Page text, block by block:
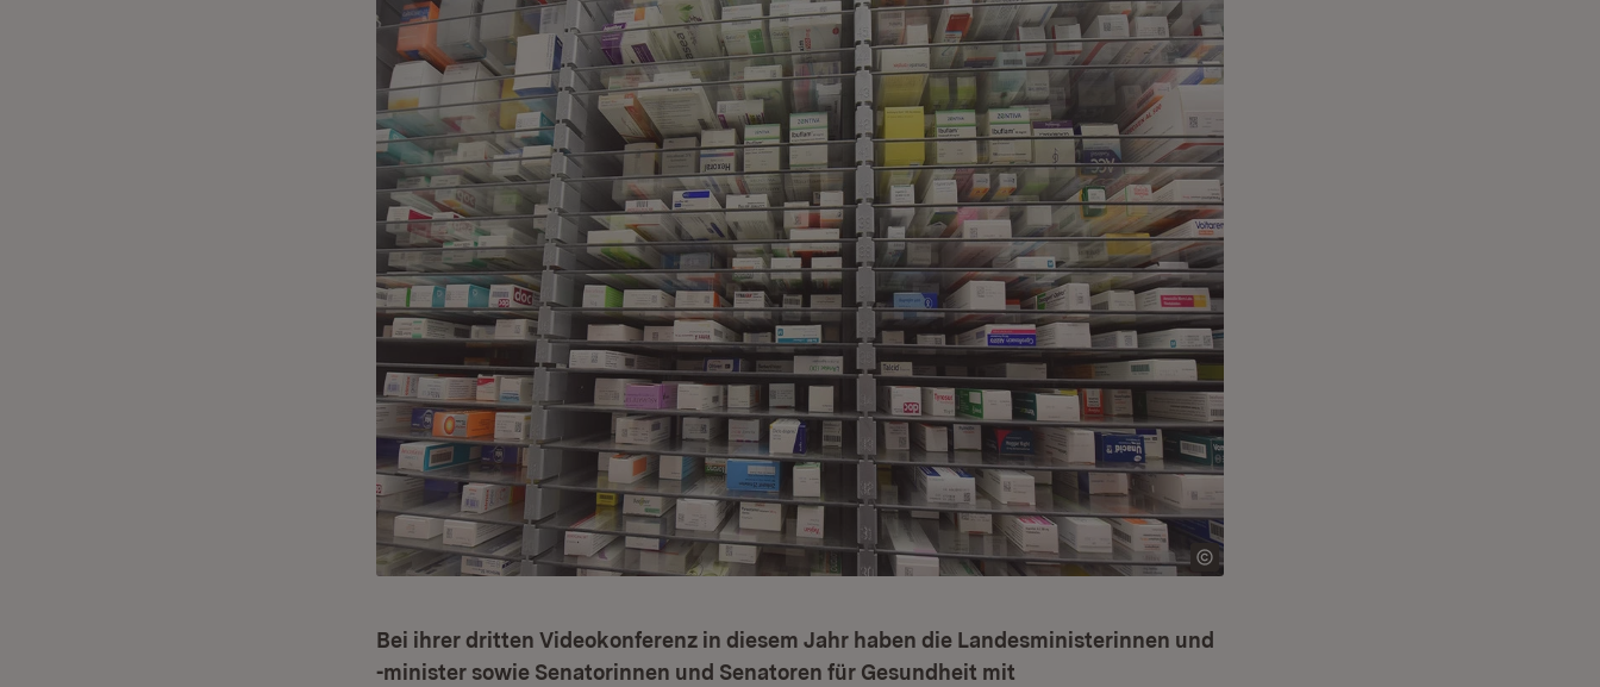
Bei ihrer dritten Videokonferenz in diesem Jahr haben die Landesministerinnen und
-minister sowie Senatorinnen und Senatoren für Gesundheit mit